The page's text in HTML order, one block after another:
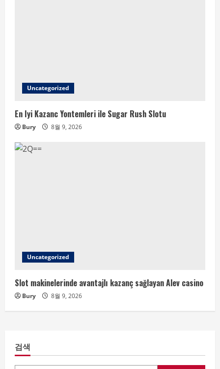
Uncategorized
En Iyi Kazanc Yontemleri ile Sugar Rush Slotu
Bury 8월 9, 2026
Uncategorized
Slot makinelerinde avantajlı kazanç sağlayan Alev casino
Bury 8월 9, 2026
검색